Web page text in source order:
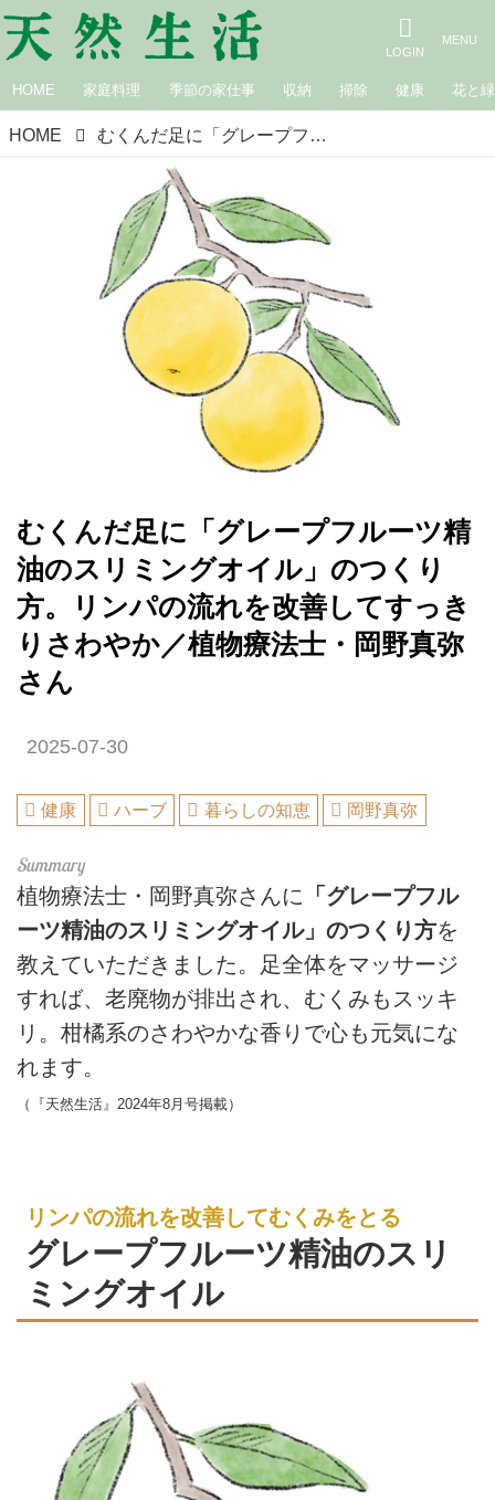
HOME 家庭料理 季節の家仕事 収納 掃除 健康 花と緑
HOME むくんだ足に「グレープフルーツ精油のスリミングオイル」のつくり方。リンパの流れを改善してすっきりさわやか／植物療法士・岡野真弥さん
むくんだ足に「グレープフルーツ精
油のスリミングオイル」のつくり
方。リンパの流れを改善してすっき
りさわやか／植物療法士・岡野真弥
さん
2025-07-30
健康 ハーブ 暮らしの知恵 岡野真弥
植物療法士・岡野真弥さんに 「グレープフル
ーツ精油のスリミングオイル」のつくり方を
教えていただきました。足全体をマッサージ
すれば、老廃物が排出され、むくみもスッキ
リ。柑橘系のさわやかな香りで心も元気にな
れます。
（『天然生活』2024年8月号掲載）
リンパの流れを改善してむくみをとる
グレープフルーツ精油のスリ
ミングオイル